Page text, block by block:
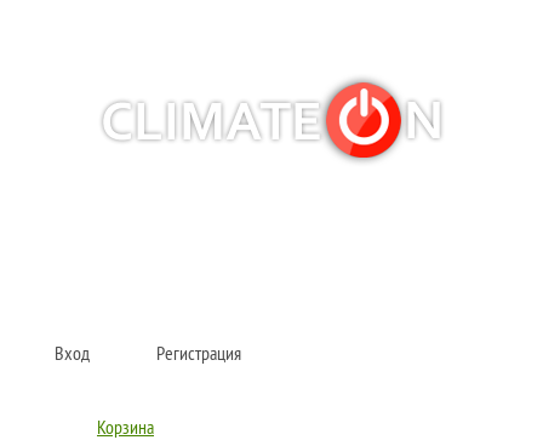
Вход Регистрация
Корзина